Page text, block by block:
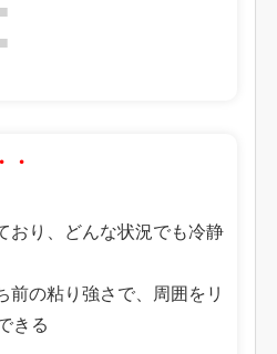
■
■
・
おり、どんな状況でも冷静
前の粘り強さで、周囲をリ
きる